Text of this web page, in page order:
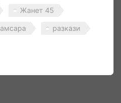
Жанет 45
разкази